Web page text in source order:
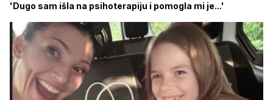
'Dugo sam išla na psihoterapiju i pomogla mi je...'